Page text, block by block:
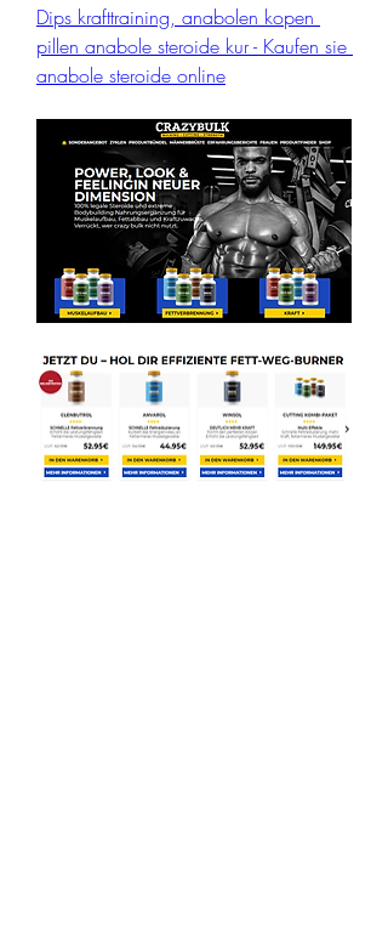
Dips krafttraining, anabolen kopen
pillen anabole steroide kur - Kaufen sie
anabole steroide online